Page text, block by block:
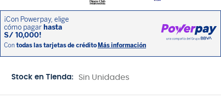
Stock en Tienda: Sin Unidades